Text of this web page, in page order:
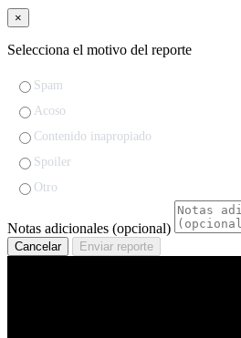
×
Selecciona el motivo del reporte
Spam
Acoso
Contenido inapropiado
Spoiler
Otro
Notas adicionales (opcional)
Cancelar Enviar reporte